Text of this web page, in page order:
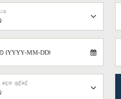
(YYYY-MM-DD)
ලද්දේ